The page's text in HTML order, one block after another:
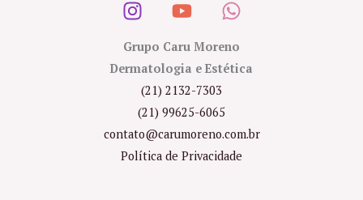
Grupo Caru Moreno
Dermatologia e Estética
(21) 2132-7303
(21) 99625-6065
contato@carumoreno.com.br
Política de Privacidade